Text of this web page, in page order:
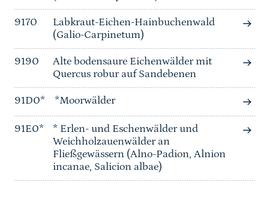
9170
Labkraut-Eichen-Hainbuchenwald
(Galio-Carpinetum)
9190
Alte bodensaure Eichenwälder mit
Quercus robur auf Sandebenen
91D0* *Moorwälder
91E0*
* Erlen- und Eschenwälder und
Weichholzauenwälder an
Fließgewässern (Alno-Padion, Alnion
incanae, Salicion albae)